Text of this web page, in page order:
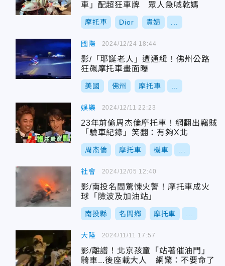
車」配超狂車牌 眾人急喊乾媽
摩托車 Dior 貴婦
國際
影/「耶誕老人」遭通緝！佛州公路
狂飆摩托車畫面曝
美國 佛州 摩托車
2024/12/24 18:44
娛樂
23年前偷周杰倫摩托車！網翻出竊賊
「驗車紀錄」笑翻：有夠X北
周杰倫 摩托車 機車
2024/12/11 22:23
社會
影/南投名間驚悚火警！摩托車成火
球「險波及加油站」
南投縣 名間鄉 摩托車
2024/12/05 12:40
大陸
影/離譜！北京孩童「站著催油門」
騎車...後座載大人 網驚：不要命了
2024/11/11 17:57